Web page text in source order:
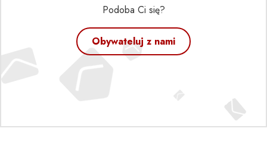
Podoba Ci się?
Obywateluj z nami